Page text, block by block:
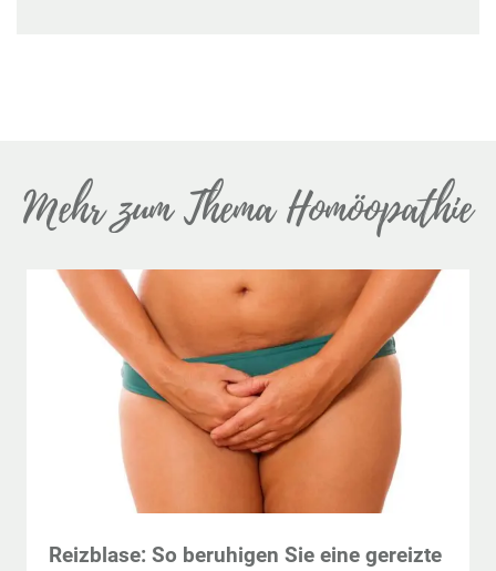
Mehr zum Thema Homöopathie
Reizblase: So beruhigen Sie eine gereizte